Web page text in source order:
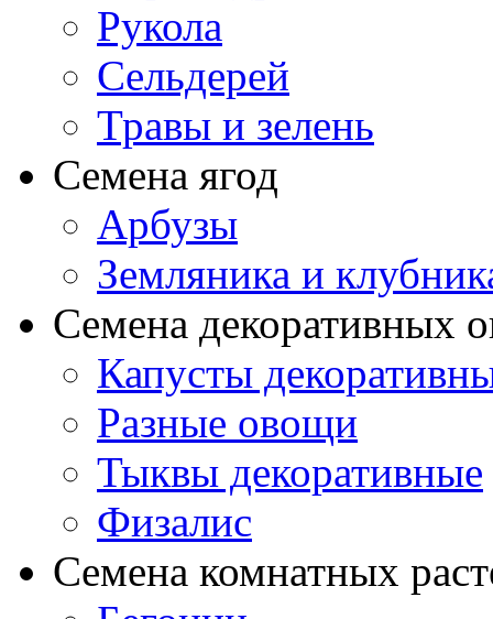
Рукола
Сельдерей
Травы и зелень
Семена ягод
Арбузы
Земляника и
Семена декоративных
Капусты
Разные овощи
Тыквы декоративные
Физалис
Семена комнатных